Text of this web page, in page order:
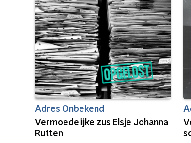
Adres Onbekend
Vermoedelijke zus Elsje Johanna
Rutten